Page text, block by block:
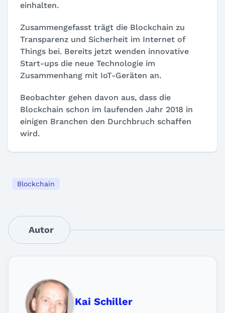
einhalten.
Zusammengefasst trägt die Blockchain zu
Transparenz und Sicherheit im Internet of
Things bei. Bereits jetzt wenden innovative
Start-ups die neue Technologie im
Zusammenhang mit IoT-Geräten an.
Beobachter gehen davon aus, dass die
Blockchain schon im laufenden Jahr 2018 in
einigen Branchen den Durchbruch schaffen
wird.
Blockchain
Autor
Kai Schiller